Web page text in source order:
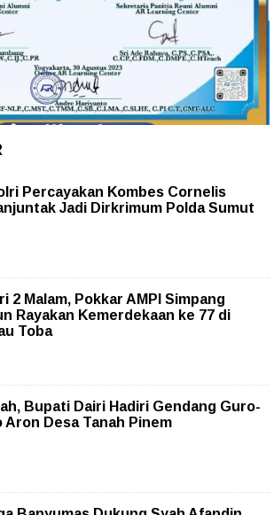
Percayakan Kombes Cornelis
Jadi Dirkrimum Polda Sumut
2 Malam, Pokkar AMPI Simpang
Rayakan Kemerdekaan ke 77 di
Toba
Bupati Dairi Hadiri Gendang Guro-
Aron Desa Tanah Pinem